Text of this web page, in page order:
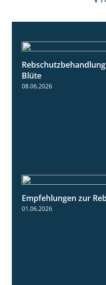
Blüte
08.06.2026
Empfehlungen zur
01.06.2026